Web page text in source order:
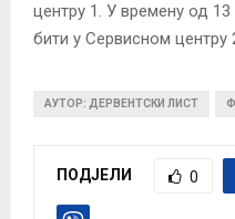
центру 1. У времену од 13
бити у Сервисном центру
АУТОР: ДЕРВЕНТСКИ ЛИСТ
ПОДЈЕЛИ 0